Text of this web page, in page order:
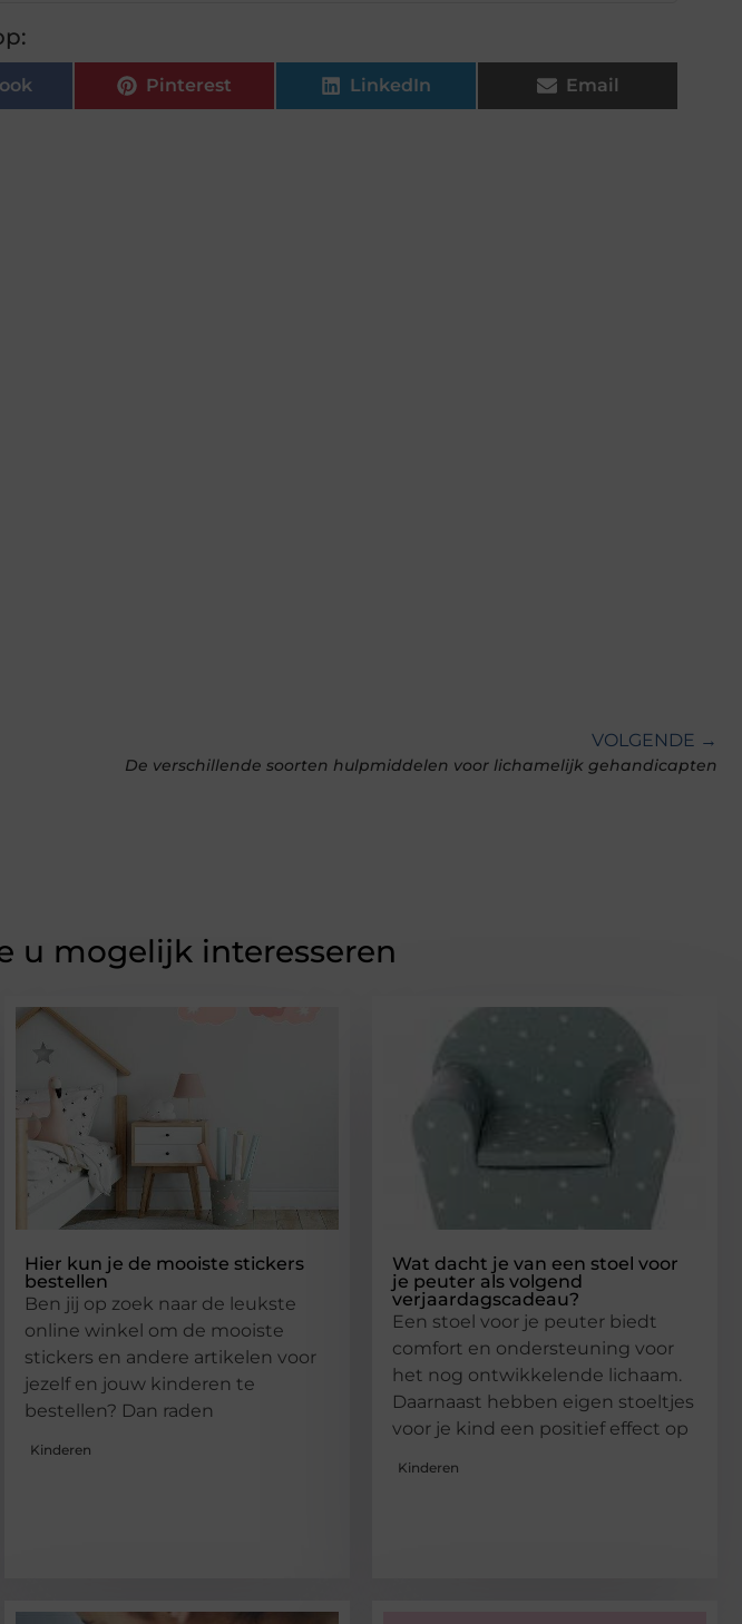
Pinterest LinkedIn Email
VOLGENDE →
De verschillende soorten hulpmiddelen voor lichamelijk gehandicapten
u mogelijk interesseren
Hier kun je de mooiste stickers
bestellen
Ben jij op zoek naar de leukste
online winkel om de mooiste
stickers en andere artikelen voor
jezelf en jouw kinderen te
bestellen? Dan raden
Kinderen
Wat dacht je van een stoel voor
je peuter als volgend
verjaardagscadeau?
Een stoel voor je peuter biedt
comfort en ondersteuning voor
het nog ontwikkelende lichaam.
Daarnaast hebben eigen stoeltjes
voor je kind een positief effect op
Kinderen